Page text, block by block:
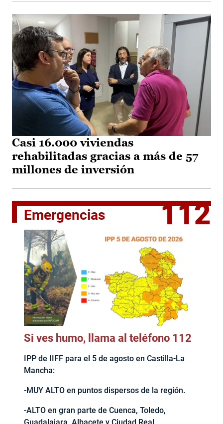
Casi 16.000 viviendas
rehabilitadas gracias a más de 57
millones de inversión
Emergencias 112
Si ves humo, llama al teléfono 112
IPP de IIFF para el 5 de agosto en Castilla-La
Mancha:
-MUY ALTO en puntos dispersos de la región.
-ALTO en gran parte de Cuenca, Toledo,